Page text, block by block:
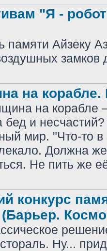
"Я -
памяти Айзеку
замков
на
на корабле
бед и несчастий?
мир. "Что-то в
Должнa
Не пить же
конкурс
Ну...